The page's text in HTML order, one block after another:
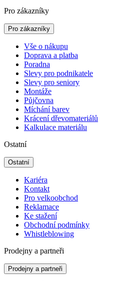
Pro zákazníky
Pro zákazníky
Vše o nákupu
Doprava a platba
Poradna
Slevy pro podnikatele
Slevy pro seniory
Montáže
Půjčovna
Míchání barev
Krácení dřevomateriálů
Kalkulace materiálu
Ostatní
Ostatní
Kariéra
Kontakt
Pro velkoobchod
Reklamace
Ke stažení
Obchodní podmínky
Whistleblowing
Prodejny a partneři
Prodejny a partneři